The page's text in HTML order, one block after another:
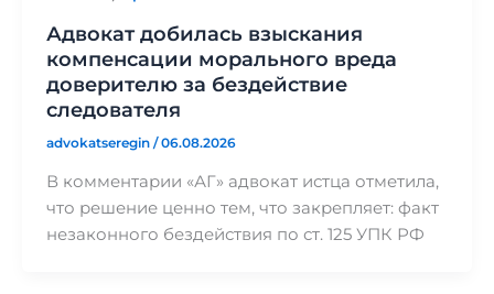
Адвокат добилась взыскания
компенсации морального вреда
доверителю за бездействие
следователя
advokatseregin /06.08.2026
В комментарии «АГ» адвокат истца отметила,
что решение ценно тем, что закрепляет: факт
незаконного бездействия по ст. 125 УПК РФ